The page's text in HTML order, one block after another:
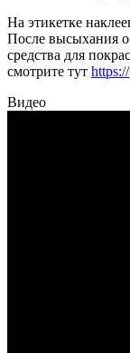
На этикетке
После высыхания
средства для
смотрите тут
Видео